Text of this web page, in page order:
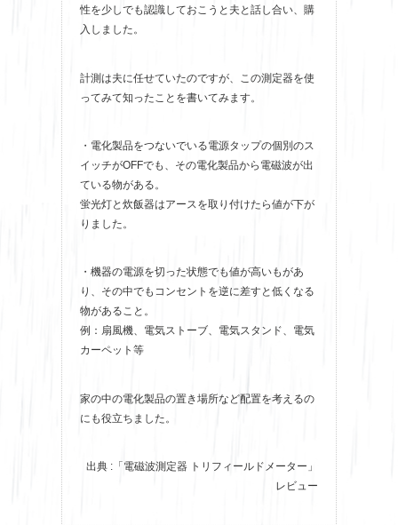
性を少しでも認識しておこうと夫と話し合い、購
入しました。
計測は夫に任せていたのですが、この測定器を使
ってみて知ったことを書いてみます。
・電化製品をつないでいる電源タップの個別のス
イッチがOFFでも、その電化製品から電磁波が出
ている物がある。
蛍光灯と炊飯器はアースを取り付けたら値が下が
りました。
・機器の電源を切った状態でも値が高いもがあ
り、その中でもコンセントを逆に差すと低くなる
物があること。
例：扇風機、電気ストーブ、電気スタンド、電気
カーペット等
家の中の電化製品の置き場所など配置を考えるの
にも役立ちました。
出典 :「電磁波測定器 トリフィールドメーター」
レビュー